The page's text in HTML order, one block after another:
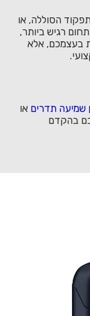
הסוללה, או
רגיש ביותר,
בעצמכם, אלא
שמיעה תדרים או
בהקדם